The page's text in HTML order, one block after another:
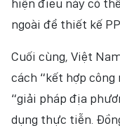
hiện điều này có
ngoài để thiết kế
Cuối cùng, Việt
cách “kết hợp công
“giải pháp địa
dụng thực tiễn.